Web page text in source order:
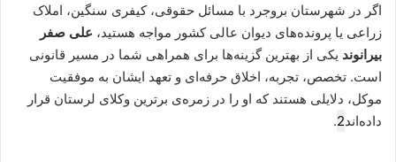
اگر در شهرستان بروجرد با مسائل حقوقی، کیفری سنگین، املاک
زراعی یا پرونده‌های دیوان عالی کشور مواجه هستید، علی صفر
بیرانوند یکی از بهترین گزینه‌ها برای همراهی شما در مسیر قانونی
است. تخصص، تجربه، اخلاق حرفه‌ای و تعهد ایشان به موفقیت
موکل، دلایلی هستند که او را در زمره‌ی برترین وکلای لرستان قرار
داده‌اند2
.